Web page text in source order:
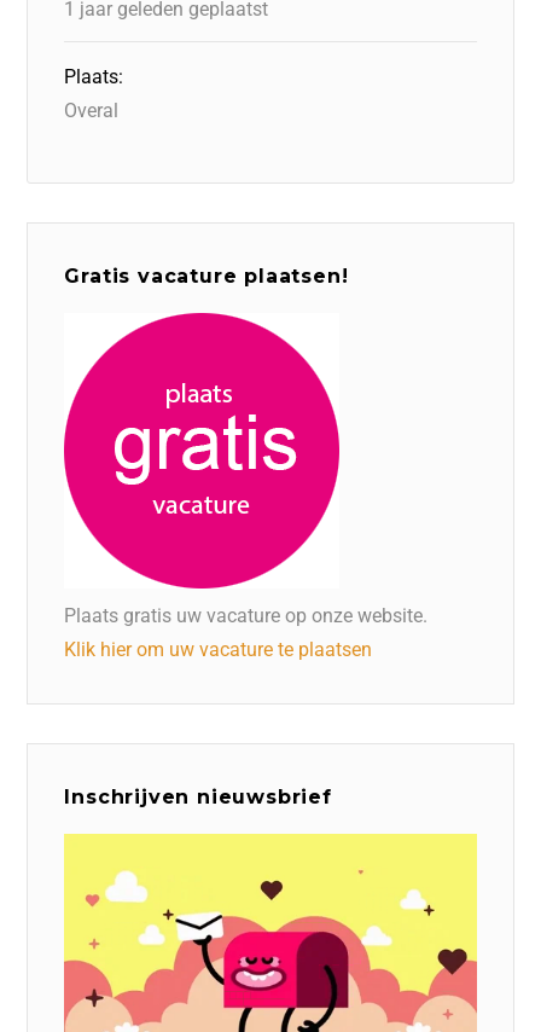
1 jaar geleden geplaatst
Plaats:
Overal
Gratis vacature plaatsen!
Plaats gratis uw vacature op onze website.
Klik hier om uw vacature te plaatsen
Inschrijven nieuwsbrief